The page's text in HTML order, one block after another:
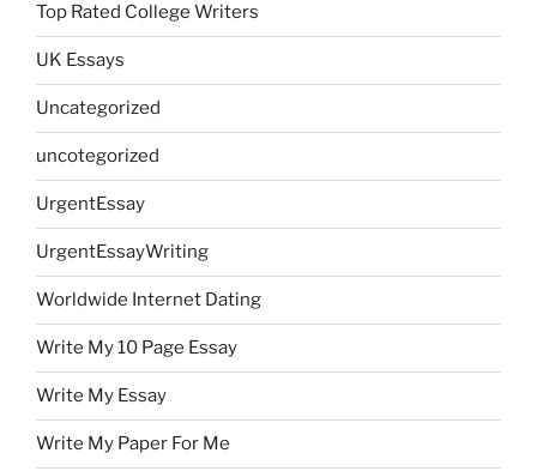
Top Rated College Writers
UK Essays
Uncategorized
uncotegorized
UrgentEssay
UrgentEssayWriting
Worldwide Internet Dating
Write My 10 Page Essay
Write My Essay
Write My Paper For Me